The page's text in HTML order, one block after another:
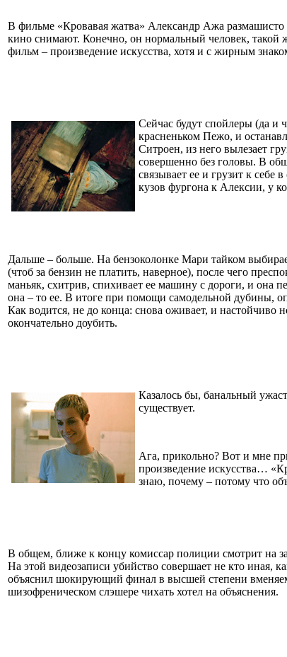
В фильме «Кровавая жатва» Александр Ажа размашисто
кино снимают. Конечно, он нормальный человек, такой
фильм – произведение искусства, хотя и с жирным
Сейчас будут спойлеры (да и
красненьком Пежо, и
Ситроен, из него вылезает
совершенно без головы. В
связывает ее и грузит к себе
кузов фургона к Алексии, у
Дальше – больше. На бензоколонке Мари тайком
(чтоб за бензин не платить, наверное), после чего
маньяк, схитрив, спихивает ее машину с дороги, и она
она – то ее. В итоге при помощи самодельной дубины,
Как водится, не до конца: снова оживает, и
окончательно доубить.
Казалось бы, банальный
существует.
Ага, прикольно? Вот и мне
произведение искусства…
знаю, почему – потому что
В общем, ближе к концу комиссар полиции смотрит на
На этой видеозаписи убийство совершает не кто иная,
объяснил шокирующий финал в высшей степени
шизофреническом слэшере чихать хотел на объяснения.